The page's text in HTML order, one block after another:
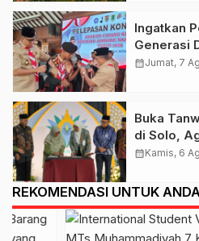
Ingatkan
Generasi
Gerakan
calendar_monthJumat, 7
Buka
di Solo,
Tigal Hal
calendar_monthKamis, 6
REKOMENDASI UNTUK